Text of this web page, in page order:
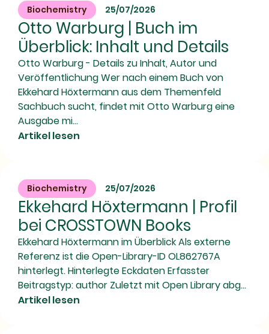
Biochemistry 25/07/2026
Otto Warburg | Buch im
Überblick: Inhalt und Details
Otto Warburg - Details zu Inhalt, Autor und
Veröffentlichung Wer nach einem Buch von
Ekkehard Höxtermann aus dem Themenfeld
Sachbuch sucht, findet mit Otto Warburg eine
Ausgabe mi...
Artikel lesen
Biochemistry 25/07/2026
Ekkehard Höxtermann | Profil
bei CROSSTOWN Books
Ekkehard Höxtermann im Überblick Als externe
Referenz ist die Open-Library-ID OL862767A
hinterlegt. Hinterlegte Eckdaten Erfasster
Beitragstyp: author Zuletzt mit Open Library abg...
Artikel lesen